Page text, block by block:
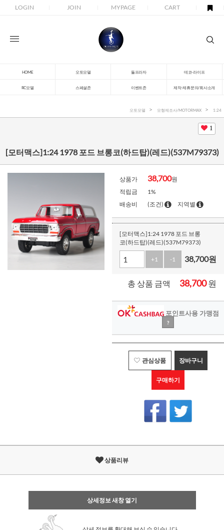
LOGIN JOIN MYPAGE CART
HOME 오토모델 돌프라자 데코-라이프
RC모델 스페셜존 이벤트존 제작-제휴문의/회사소개
오토모델 모형제조사/MOTORMAX 1:24
1
[모터맥스]1:24 1978 포드 브롱코(하드탑)(레드)(537M79373)
상품가 38,700원
적립금
1%
배송비
(조건) 지역별
[모터맥스]1:24 1978 포드 브롱
코(하드탑)(레드)(537M79373)
+1 -1 38,700원
총 상품 금액 38,700원
포인트사용 가맹점
?
관심상품 장바구니
구매하기
상품리뷰
상세정보 새창 열기